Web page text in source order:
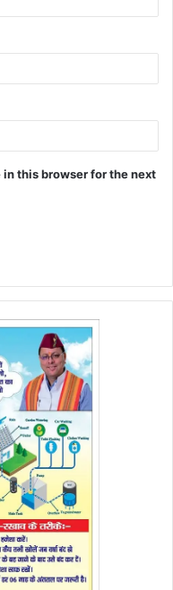
this browser for the next